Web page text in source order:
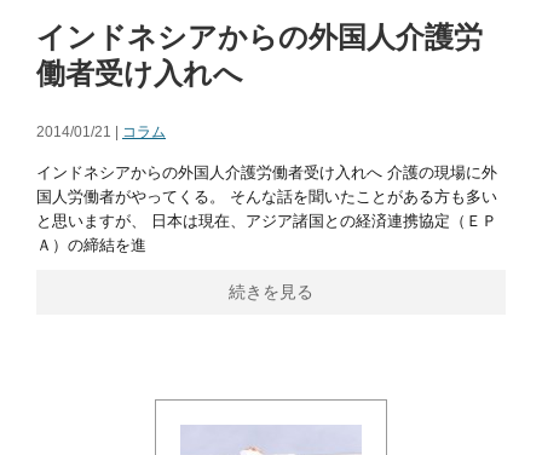
インドネシアからの外国人介護労
働者受け入れへ
2014/01/21 | コラム
インドネシアからの外国人介護労働者受け入れへ 介護の現場に外
国人労働者がやってくる。 そんな話を聞いたことがある方も多い
と思いますが、 日本は現在、アジア諸国との経済連携協定（ＥＰ
Ａ）の締結を進
続きを見る